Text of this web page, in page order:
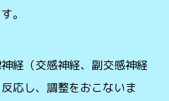
。
経（交感神経、副交感神経
応し、調整をおこないま